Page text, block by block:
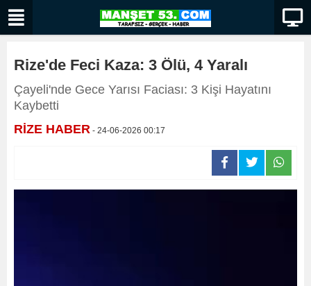
Rize'de Feci Kaza: 3 Ölü, 4 Yaralı
Çayeli'nde Gece Yarısı Faciası: 3 Kişi Hayatını
Kaybetti
RİZE HABER - 24-06-2026 00:17